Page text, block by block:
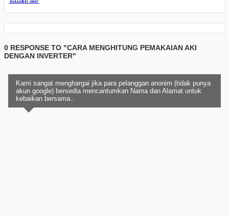
0 RESPONSE TO "CARA MENGHITUNG PEMAKAIAN AKI
DENGAN INVERTER"
Kami sangat menghargai jika para pelanggan anonim (tidak punya
akun google) bersedia mencantumkan Nama dan Alamat untuk
kebaikan bersama..